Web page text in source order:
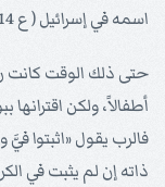
اسمه في إسرائيل ( ع 14).
حتى ذلك الوقت كانت
أطفالاً، ولكن
فالرب يقول «اثبتوا
ذاته إن لم يثبت في